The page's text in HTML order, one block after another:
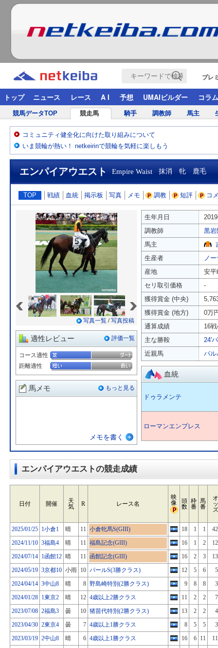
プレ
トップ ニュース レース A I 予想 UMAIビルダー コラム
競馬データTOP 競走馬 騎手 調教師 馬主
コミュニティ健全化に向けた取り組みについて
いま競輪が熱い！ netkeirinで競輪を気軽に楽しもう
エンパイアウエスト Empire Waist 抹消 牝 鹿毛
TOP 戦績 血統 掲示板 写真 メモ 調教 短評 コ
写真一覧 /写真投稿
適性レビュー 評価一覧
コース適性
距離適性
馬メモ もっと見る
メモを書く
生年月日
調教師
黒岩
馬主
生産者
ノ
産地
安平
セリ取引価格
-
獲得賞金 (中央)
獲得賞金 (地方)
0万
通算成績
16
主な勝鞍
24'
近親馬
バル
血統
ドゥラメンテ
ローマンエンプレス
エンパイアウエストの競走成績
日付 開催
天
気
R レース名
映
像
頭
数
枠
番
馬
番
2025/01/25 1小倉1 晴 11 小倉牝馬S(GIII) 18 1 1
2024/11/10 3福島4 晴 11 福島記念(GIII) 16 1 2
2024/07/14 1函館12 晴 11 函館記念(GIII) 16 2 3
2024/05/19 3京都10 小雨 10 パールS(3勝クラス) 12 5 6
2024/04/14 3中山8 晴 8 野島崎特別(2勝クラス) 9 8 8
2024/01/28 1東京2 晴 12 4歳以上2勝クラス 11 2 2
2023/07/08 2福島3 曇 10 猪苗代特別(2勝クラス) 13 2 2
2023/04/30 2東京4 曇 7 4歳以上1勝クラス 8 5 5
2023/03/19 2中山8 晴 6 4歳以上1勝クラス 16 6 11